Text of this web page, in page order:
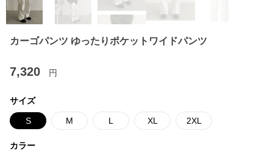
カーゴパンツ ゆったりポケットワイドパンツ
7,320 円
サイズ
S M L XL 2XL
カラー